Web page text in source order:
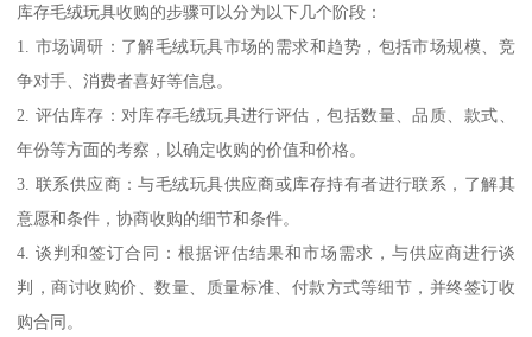
库存毛绒玩具收购的步骤可以分为以下几个阶段：
1. 市场调研：了解毛绒玩具市场的需求和趋势，包括市场规模、竞
争对手、消费者喜好等信息。
2. 评估库存：对库存毛绒玩具进行评估，包括数量、品质、款式、
年份等方面的考察，以确定收购的价值和价格。
3. 联系供应商：与毛绒玩具供应商或库存持有者进行联系，了解其
意愿和条件，协商收购的细节和条件。
4. 谈判和签订合同：根据评估结果和市场需求，与供应商进行谈
判，商讨收购价、数量、质量标准、付款方式等细节，并终签订收
购合同。